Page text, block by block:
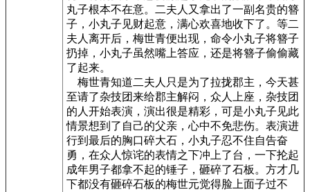
丸子根本不在意。二夫人又拿出了一副名贵的簪
子，小丸子见财起意，满心欢喜地收下了。等二
夫人离开后，梅世青便出现，命令小丸子将簪子
扔掉，小丸子虽然嘴上答应，还是将簪子偷偷藏
了起来。
梅世青知道二夫人只是为了拉拢郡主，今天甚
至请了杂技团来给郡主解闷，众人上座，杂技团
的人开始表演，演出很是精彩，可是小丸子见此
情景想到了自己的父亲，心中不免悲伤。表演进
行到最后的胸口碎大石，小丸子忍不住自告奋
勇，在众人惊诧的表情之下冲上了台，一下抡起
成年男子都拿不起的锤子，砸碎了石板。方才几
下都没有砸碎石板的梅世元觉得脸上面子过不